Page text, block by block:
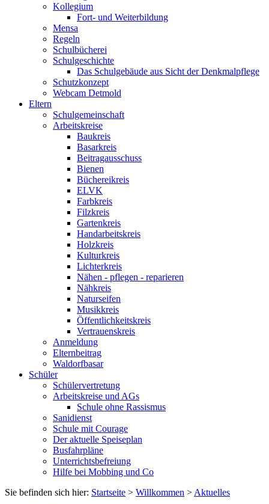
Kollegium
Fort- und Weiterbildung
Mensa
Regeln
Schulbücherei
Schulgeschichte
Das Schulgebäude aus Sicht der Denkmalpflege
Schutzkonzept
Webcam Detmold
Eltern
Schulgemeinschaft
Arbeitskreise
Baukreis
Basarkreis
Beitragausschuss
Bienen
Büchereikreis
ELVK
Farbkreis
Filzkreis
Gartenkreis
Handarbeitskreis
Holzkreis
Kulturkreis
Lichterkreis
Nähen - pflegen - reparieren
Nähkreis
Naturseifen
Musikkreis
Öffentlichkeitskreis
Vertrauenskreis
Anmeldung
Elternbeitrag
Waldorfbasar
Schüler
Schülervertretung
Arbeitskreise und AGs
Schule ohne Rassismus
Sanidienst
Schule mit Courage
Der aktuelle Speiseplan
Busfahrpläne
Unterrichtsbefreiung
Hilfe bei Mobbing und Co
Sie befinden sich hier: Startseite > Willkommen > Aktuelles